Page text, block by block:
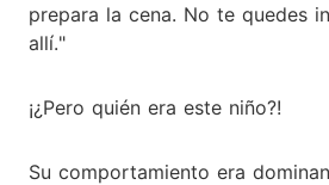
prepara la cena. No te quedes
allí."
¡¿Pero quién era este niño?!
Su comportamiento era